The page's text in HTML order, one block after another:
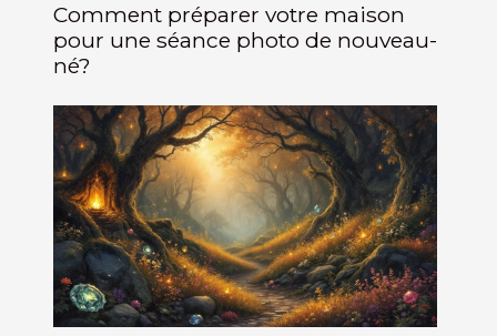
Comment préparer votre maison
pour une séance photo de nouveau-
né?